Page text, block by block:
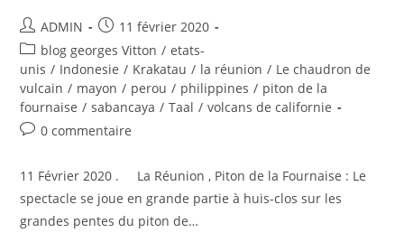
Auteur/autrice
de
la
publication :
ADMIN
Publication
publiée :
11 février 2020
Post
category:
blog georges Vitton / etats-
unis / Indonesie / Krakatau / la réunion / Le chaudron de
vulcain / mayon / perou / philippines / piton de la
fournaise / sabancaya / Taal / volcans de californie
Commentaires
publication :
0 commentaire
11 Février 2020 . La Réunion , Piton de la Fournaise : Le
spectacle se joue en grande partie à huis-clos sur les
grandes pentes du piton de…